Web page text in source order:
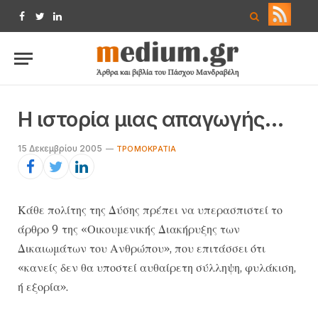
Facebook
TwitterLinkedIn
Η ιστορία μιας απαγωγής…
15 Δεκεμβρίου 2005 ΤΡΟΜΟΚΡΑΤΊΑ
Κάθε πολίτης της Δύσης πρέπει να υπερασπιστεί το
άρθρο 9 της «Οικουμενικής Διακήρυξης των
Δικαιωμάτων του Ανθρώπου», που επιτάσσει ότι
«κανείς δεν θα υποστεί αυθαίρετη σύλληψη, φυλάκιση,
ή εξορία».